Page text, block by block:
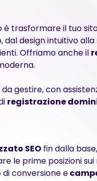
è trasformare il tuo
dal design intuitivo
Offriamo anche il
gestire, con
registrazione
SEO fin dalla
le prime posizioni
conversione e